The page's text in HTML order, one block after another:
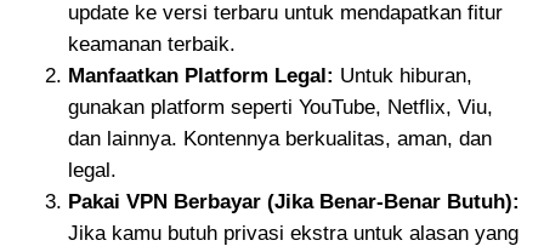
update ke versi terbaru untuk mendapatkan fitur
keamanan terbaik.
Manfaatkan Platform Legal: Untuk hiburan,
gunakan platform seperti YouTube, Netflix, Viu,
dan lainnya. Kontennya berkualitas, aman, dan
legal.
Pakai VPN Berbayar (Jika Benar-Benar Butuh):
Jika kamu butuh privasi ekstra untuk alasan yang